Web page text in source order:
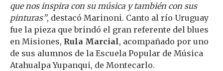
que nos inspira con su música y también con sus
pinturas”, destacó Marinoni. Canto al río Uruguay
fue la pieza que brindó el gran referente del blues
en Misiones, Rula Marcial, acompañado por uno
de sus alumnos de la Escuela Popular de Música
Atahualpa Yupanqui, de Montecarlo.